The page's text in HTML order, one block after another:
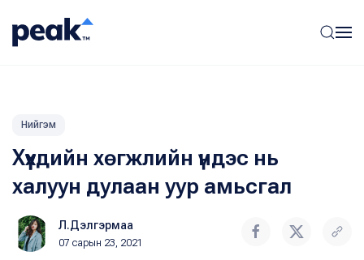
Нийгэм
Хүүхдийн хөгжлийн үндэс нь
халуун дулаан уур амьсгал
Л.Дэлгэрмаа
07 сарын 23, 2021